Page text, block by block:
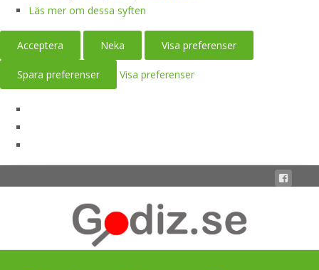
Läs mer om dessa syften
Acceptera Neka Visa preferenser
Spara preferenser Visa preferenser